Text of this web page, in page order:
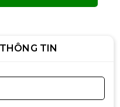
TIN
T14 AMD Pro Ryzen 5